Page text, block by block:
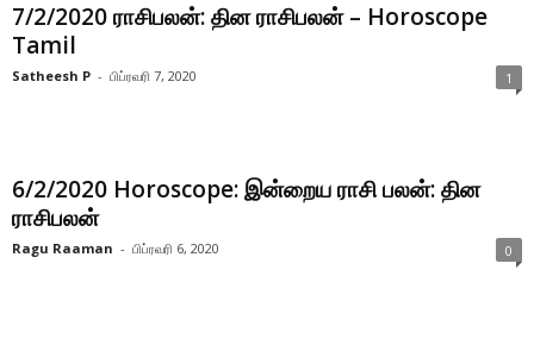
7/2/2020 ராசிபலன்: தின ராசிபலன் – Horoscope
Tamil
Satheesh P - பிப்ரவரி 7, 2020 1
6/2/2020 Horoscope: இன்றைய ராசி பலன்: தின
ராசிபலன்
Ragu Raaman - பிப்ரவரி 6, 2020 0